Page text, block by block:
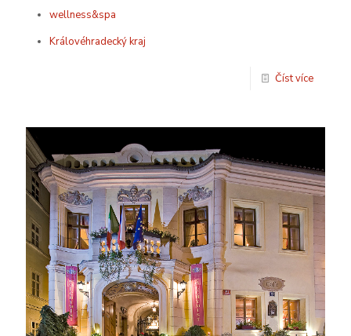
wellness&spa
Královéhradecký kraj
Číst více